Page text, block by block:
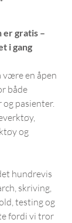
er gratis –
i gang
være en åpen
både
pasienter.
og
hundrevis
skriving,
testing og
fordi vi tror